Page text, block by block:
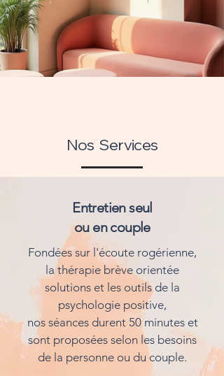
Nos Services
Entretien seul
ou en couple
Fondées sur l'écoute rogérienne,
la thérapie brève orientée
solutions et les outils de la
psychologie positive,
nos séances durent 50 minutes et
sont proposées selon les besoins
de la personne ou du couple.